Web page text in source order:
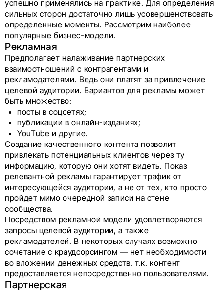
успешно применялись на практике. Для определения
сильных сторон достаточно лишь усовершенствовать
определенные моменты. Рассмотрим наиболее
популярные бизнес-модели.
Рекламная
Предполагает налаживание партнерских
взаимоотношений с контрагентами и
рекламодателями. Ведь они платят за привлечение
целевой аудитории. Вариантов для рекламы может
быть множество:
посты в соцсетях;
публикации в онлайн-изданиях;
YouTube и другие.
Создание качественного контента позволит
привлекать потенциальных клиентов через ту
информацию, которую они хотят видеть. Показ
релевантной рекламы гарантирует трафик от
интересующейся аудитории, а не от тех, кто просто
пройдет мимо очередной записи на стене
сообщества.
Посредством рекламной модели удовлетворяются
запросы целевой аудитории, а также
рекламодателей. В некоторых случаях возможно
сочетание с краудсорсингом — нет необходимости
во вложении денежных средств. т.к. контент
предоставляется непосредственно пользователями.
Партнерская